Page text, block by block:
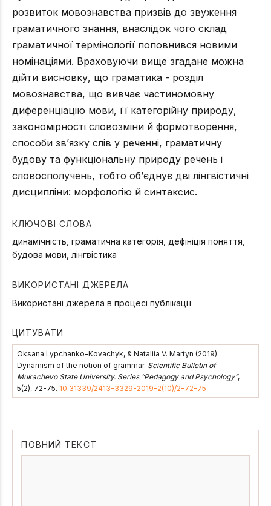
розвиток мовознавства призвів до звуження
граматичного знання, внаслідок чого склад
граматичної термінології поповнився новими
номінаціями. Враховуючи вище згадане можна
дійти висновку, що граматика - розділ
мовознавства, що вивчає частиномовну
диференціацію мови, її категорійну природу,
закономірності словозміни й формотворення,
способи зв’язку слів у реченні, граматичну
будову та функціональну природу речень і
словосполучень, тобто об’єднує дві лінгвістичні
дисципліни: морфологію й синтаксис.
КЛЮЧОВІ СЛОВА
динамічність, граматична категорія, дефініція поняття,
будова мови, лінгвістика
ВИКОРИСТАНІ ДЖЕРЕЛА
Використані джерела в процесі публікації
ЦИТУВАТИ
Oksana Lypchanko-Kovachyk, & Nataliia V. Martyn (2019).
Dynamism of the notion of grammar. Scientific Bulletin of
Mukachevo State University. Series “Pedagogy and Psychology”,
5(2), 72-75. 10.31339/2413-3329-2019-2(10)/2-72-75
ПОВНИЙ ТЕКСТ